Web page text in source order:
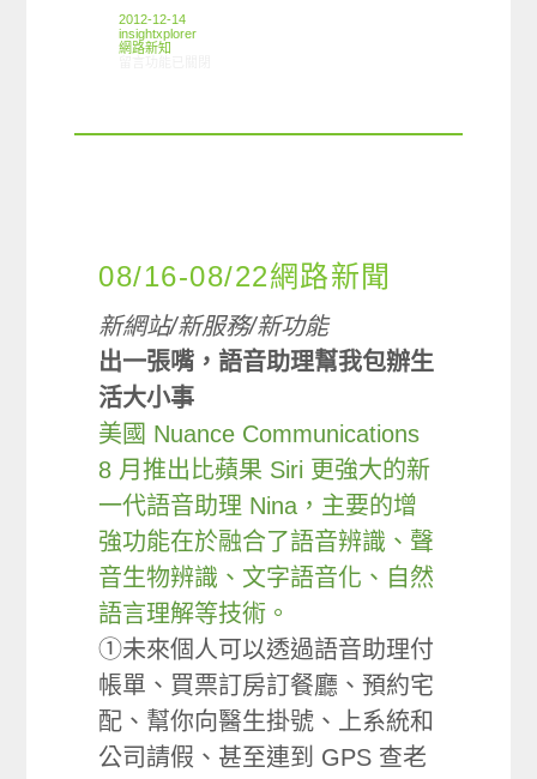
2012-12-14
insightxplorer
網路新知
08/16-08/22網路新聞
新網站/新服務/新功能
出一張嘴，語音助理幫我包辦生
活大小事
美國 Nuance Communications
8 月推出比蘋果 Siri 更強大的新
一代語音助理 Nina，主要的增
強功能在於融合了語音辨識、聲
音生物辨識、文字語音化、自然
語言理解等技術。
①未來個人可以透過語音助理付
帳單、買票訂房訂餐廳、預約宅
配、幫你向醫生掛號、上系統和
公司請假、甚至連到 GPS 查老